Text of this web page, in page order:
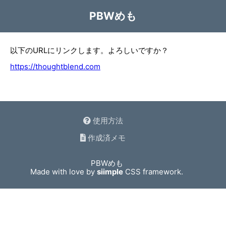
PBWめも
以下のURLにリンクします。よろしいですか？
https://thoughtblend.com
使用方法
作成済メモ
PBWめも
Made with love bysiimple CSS framework.